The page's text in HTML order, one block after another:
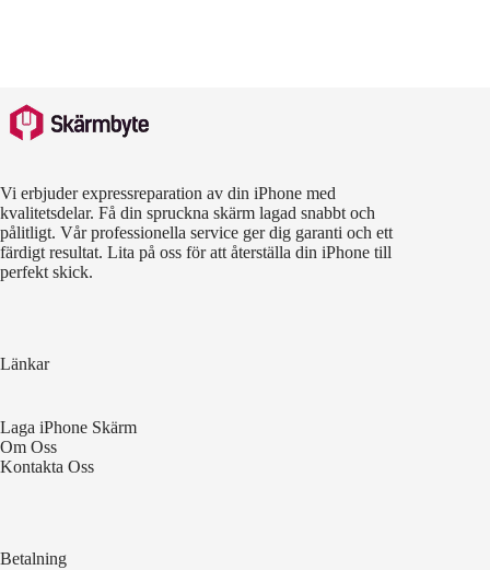
Vi erbjuder expressreparation av din iPhone med
kvalitetsdelar. Få din spruckna skärm lagad snabbt och
pålitligt. Vår professionella service ger dig garanti och ett
färdigt resultat. Lita på oss för att återställa din iPhone till
perfekt skick.
Länkar
Laga iPhone Skärm
Om Oss
Kontakta Oss
Betalning